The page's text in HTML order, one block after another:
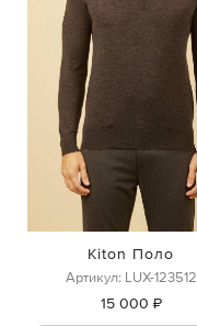
Kiton Поло
Артикул: LUX-123512
15 000 ₽